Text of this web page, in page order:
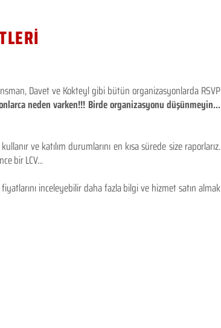
Davet ve Kokteyl gibi bütün organizasyonlarda RSVP
neden varken!!! Birde organizasyonu düşünmeyin...
ve katılım durumlarını en kısa sürede size raporlarız.
bir LCV...
inceleyebilir daha fazla bilgi ve hizmet satın almak